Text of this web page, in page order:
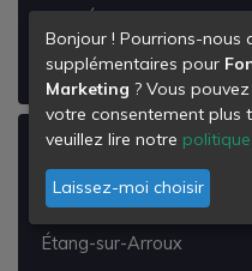
Voir les détails de la
Déchetterie
la Perrière
Étang-sur-Arroux
Bonjour ! Pourrions-nous
supplémentaires pour
Marketing ? Vous
votre consentement plus
veuillez lire notre
Laissez-moi choisir